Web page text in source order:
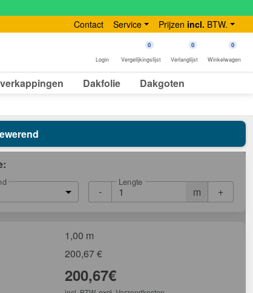
Contact Service Prijzen incl. BTW.
Login
0
Vergelijkingslijst
0
Verlanglijst
0
Winkelwagen
Dakfolie Dakgoten
- m
Lengte
+
1,00 m
200,67€
200,67€